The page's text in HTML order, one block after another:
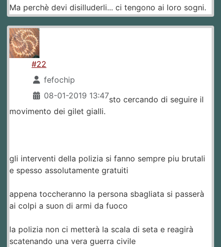
Ma perchè devi disilluderli... ci tengono ai loro sogni.
#22
fefochip
08-01-2019 13:47sto cercando di seguire il
movimento dei gilet gialli.
gli interventi della polizia si fanno sempre piu brutali
e spesso assolutamente gratuiti
appena toccheranno la persona sbagliata si passerà
ai colpi a suon di armi da fuoco
la polizia non ci metterà la scala di seta e reagirà
scatenando una vera guerra civile